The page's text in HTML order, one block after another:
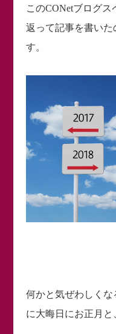
このCONetブログ
返って記事を書い
す。
何かと気ぜわしく
に大晦日にお正月と